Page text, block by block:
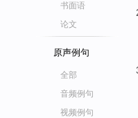
书面语
论文
原声例句
全部
音频例句
视频例句